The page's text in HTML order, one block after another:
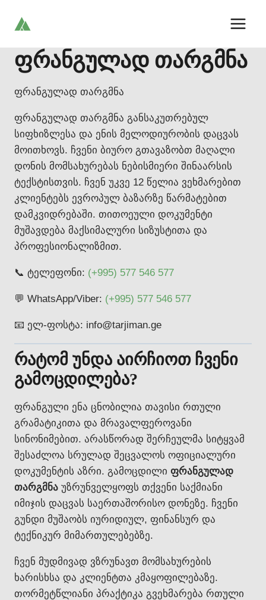
ფრანგულად თარგმნა
ფრანგულად თარგმნა
ფრანგულად თარგმნა განსაკუთრებულ
სიფხიზლესა და ენის მელოდიურობის დაცვას
მოითხოვს. ჩვენი ბიურო გთავაზობთ მაღალი
დონის მომსახურებას ნებისმიერი შინაარსის
ტექსტისთვის. ჩვენ უკვე 12 წელია ვეხმარებით
კლიენტებს ევროპულ ბაზარზე წარმატებით
დამკვიდრებაში. თითოეული დოკუმენტი
მუშავდება მაქსიმალური სიზუსტითა და
პროფესიონალიზმით.
📞 ტელეფონი: (+995) 577 546 577
💬 WhatsApp/Viber: (+995) 577 546 577
📧 ელ-ფოსტა: info@tarjiman.ge
რატომ უნდა აირჩიოთ ჩვენი
გამოცდილება?
ფრანგული ენა ცნობილია თავისი რთული
გრამატიკითა და მრავალფეროვანი
სინონიმებით. არასწორად შერჩეულმა სიტყვამ
შესაძლოა სრულად შეცვალოს ოფიციალური
დოკუმენტის აზრი. გამოცდილი ფრანგულად
თარგმნა უზრუნველყოფს თქვენი საქმიანი
იმიჯის დაცვას საერთაშორისო დონეზე. ჩვენი
გუნდი მუშაობს იურიდიულ, ფინანსურ და
ტექნიკურ მიმართულებებზე.
ჩვენ მუდმივად ვზრუნავთ მომსახურების
ხარისხსა და კლიენტთა კმაყოფილებაზე.
თორმეტწლიანი პრაქტიკა გვეხმარება რთული